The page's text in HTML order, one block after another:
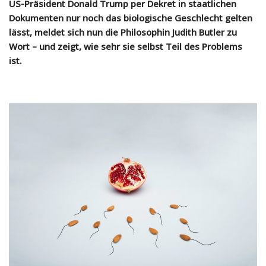
US-Präsident Donald Trump per Dekret in staatlichen
Dokumenten nur noch das biologische Geschlecht gelten
lässt, meldet sich nun die Philosophin Judith Butler zu
Wort – und zeigt, wie sehr sie selbst Teil des Problems
ist.